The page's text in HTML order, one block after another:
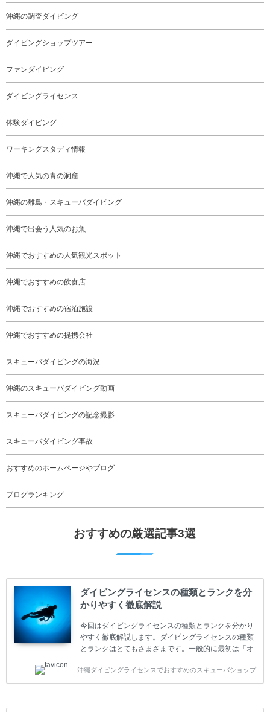
沖縄の調査ダイビング
ダイビングショップツアー
ファンダイビング
ダイビングライセンス
体験ダイビング
ワーキングスタディ情報
沖縄で人気の青の洞窟
沖縄の離島・スキューバダイビング
沖縄で出会う人気のお魚
沖縄でおすすめの人気観光スポット
沖縄でおすすめの飲食店
沖縄でおすすめの宿泊施設
沖縄でおすすめの提携会社
スキューバダイビングの海況
沖縄のスキューバダイビング動画
スキューバダイビングの記念撮影
スキューバダイビング事故
おすすめのホームページやブログ
ブログランキング
おすすめの厳選記事3選
ダイビングライセンスの種類とランクを分
かりやすく徹底解説
今回はダイビングライセンスの種類とランクを分かり
やすく徹底解説します。ダイビングライセンスの種類
とランクはとてもさまざまです。一般的に最初は「オ
す。 ダイビングのライセンスカードはダイビングの教
育機関もしくは指導団体が発行しています。教育機関
沖縄ダイビングライセンスでおすすめのスキューバショップ